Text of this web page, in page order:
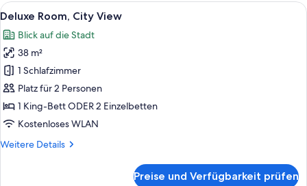
Alle
Fotos
für
Deluxe
Room,
City
View
anzeigen
Ein modernes Hotelzimmer mit
5
Deluxe Room, City View
Blick auf die Stadt
38 m²
1 Schlafzimmer
Platz für 2 Personen
1 King-Bett ODER 2 Einzelbetten
Kostenloses WLAN
Weitere Details
Weitere
Preise und Verfügbarkeit prüfen